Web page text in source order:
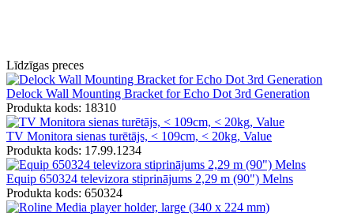
Līdzīgas preces
Delock Wall Mounting Bracket for Echo Dot 3rd Generation
Produkta kods: 18310
TV Monitora sienas turētājs, < 109cm, < 20kg, Value
Produkta kods: 17.99.1234
Equip 650324 televizora stiprinājums 2,29 m (90") Melns
Produkta kods: 650324